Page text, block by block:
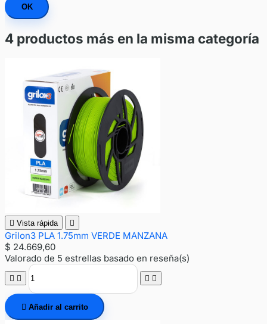
OK
4 productos más en la misma categoría
 Vista rápida 
Grilon3 PLA 1.75mm VERDE MANZANA
$ 24.669,60
Valorado de 5 estrellas basado en reseña(s)
   
 Añadir al carrito